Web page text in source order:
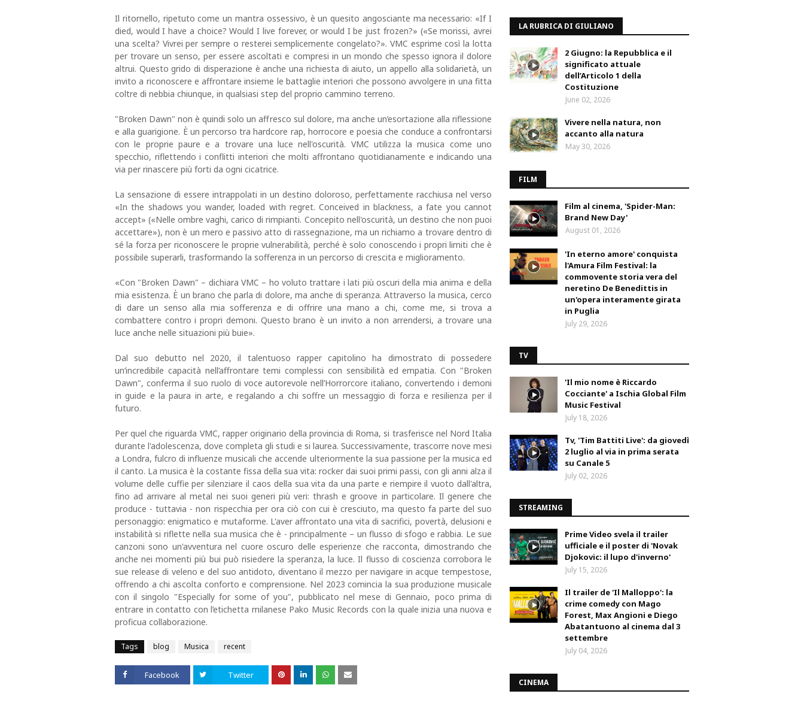
Il ritornello, ripetuto come un mantra ossessivo, è un quesito angosciante ma necessario: «If I
died, would I have a choice? Would I live forever, or would I be just frozen?» («Se morissi, avrei
una scelta? Vivrei per sempre o resterei semplicemente congelato?». VMC esprime così la lotta
per trovare un senso, per essere ascoltati e compresi in un mondo che spesso ignora il dolore
altrui. Questo grido di disperazione è anche una richiesta di aiuto, un appello alla solidarietà, un
invito a riconoscere e affrontare insieme le battaglie interiori che possono avvolgere in una fitta
coltre di nebbia chiunque, in qualsiasi step del proprio cammino terreno.
"Broken Dawn" non è quindi solo un affresco sul dolore, ma anche un’esortazione alla riflessione
e alla guarigione. È un percorso tra hardcore rap, horrocore e poesia che conduce a confrontarsi
con le proprie paure e a trovare una luce nell'oscurità. VMC utilizza la musica come uno
specchio, riflettendo i conflitti interiori che molti affrontano quotidianamente e indicando una
via per rinascere più forti da ogni cicatrice.
La sensazione di essere intrappolati in un destino doloroso, perfettamente racchiusa nel verso
«In the shadows you wander, loaded with regret. Conceived in blackness, a fate you cannot
accept» («Nelle ombre vaghi, carico di rimpianti. Concepito nell'oscurità, un destino che non puoi
accettare»), non è un mero e passivo atto di rassegnazione, ma un richiamo a trovare dentro di
sé la forza per riconoscere le proprie vulnerabilità, perché è solo conoscendo i propri limiti che è
possibile superarli, trasformando la sofferenza in un percorso di crescita e miglioramento.
«Con "Broken Dawn" – dichiara VMC – ho voluto trattare i lati più oscuri della mia anima e della
mia esistenza. È un brano che parla di dolore, ma anche di speranza. Attraverso la musica, cerco
di dare un senso alla mia sofferenza e di offrire una mano a chi, come me, si trova a
combattere contro i propri demoni. Questo brano è un invito a non arrendersi, a trovare una
luce anche nelle situazioni più buie».
Dal suo debutto nel 2020, il talentuoso rapper capitolino ha dimostrato di possedere
un’incredibile capacità nell’affrontare temi complessi con sensibilità ed empatia. Con "Broken
Dawn", conferma il suo ruolo di voce autorevole nell’Horrorcore italiano, convertendo i demoni
in guide e la paura in arte, e regalando a chi soffre un messaggio di forza e resilienza per il
futuro.
Per quel che riguarda VMC, rapper originario della provincia di Roma, si trasferisce nel Nord Italia
durante l'adolescenza, dove completa gli studi e si laurea. Successivamente, trascorre nove mesi
a Londra, fulcro di influenze musicali che accende ulteriormente la sua passione per la musica ed
il canto. La musica è la costante fissa della sua vita: rocker dai suoi primi passi, con gli anni alza il
volume delle cuffie per silenziare il caos della sua vita da una parte e riempire il vuoto dall'altra,
fino ad arrivare al metal nei suoi generi più veri: thrash e groove in particolare. Il genere che
produce - tuttavia - non rispecchia per ora ciò con cui è cresciuto, ma questo fa parte del suo
personaggio: enigmatico e mutaforme. L'aver affrontato una vita di sacrifici, povertà, delusioni e
instabilità si riflette nella sua musica che è - principalmente – un flusso di sfogo e rabbia. Le sue
canzoni sono un'avventura nel cuore oscuro delle esperienze che racconta, dimostrando che
anche nei momenti più bui può risiedere la speranza, la luce. Il flusso di coscienza corrobora le
sue release di veleno e del suo antidoto, diventano il mezzo per navigare in acque tempestose,
offrendo a chi ascolta conforto e comprensione. Nel 2023 comincia la sua produzione musicale
con il singolo "Especially for some of you", pubblicato nel mese di Gennaio, poco prima di
entrare in contatto con l’etichetta milanese Pako Music Records con la quale inizia una nuova e
proficua collaborazione.
Tags blog Musica recent
Facebook Twitter
LA RUBRICA DI GIULIANO
2 Giugno: la Repubblica e il
significato attuale
dell’Articolo 1 della
Costituzione
June 02, 2026
Vivere nella natura, non
accanto alla natura
May 30, 2026
FILM
Film al cinema, 'Spider-Man:
Brand New Day'
August 01, 2026
'In eterno amore' conquista
l'Amura Film Festival: la
commovente storia vera del
neretino De Benedittis in
un'opera interamente girata
in Puglia
July 29, 2026
TV
'Il mio nome è Riccardo
Cocciante' a Ischia Global Film
Music Festival
July 18, 2026
Tv, 'Tim Battiti Live': da giovedì
2 luglio al via in prima serata
su Canale 5
July 02, 2026
STREAMING
Prime Video svela il trailer
ufficiale e il poster di 'Novak
Djokovic: il lupo d'inverno'
July 15, 2026
Il trailer de 'Il Malloppo': la
crime comedy con Mago
Forest, Max Angioni e Diego
Abatantuono al cinema dal 3
settembre
July 04, 2026
CINEMA